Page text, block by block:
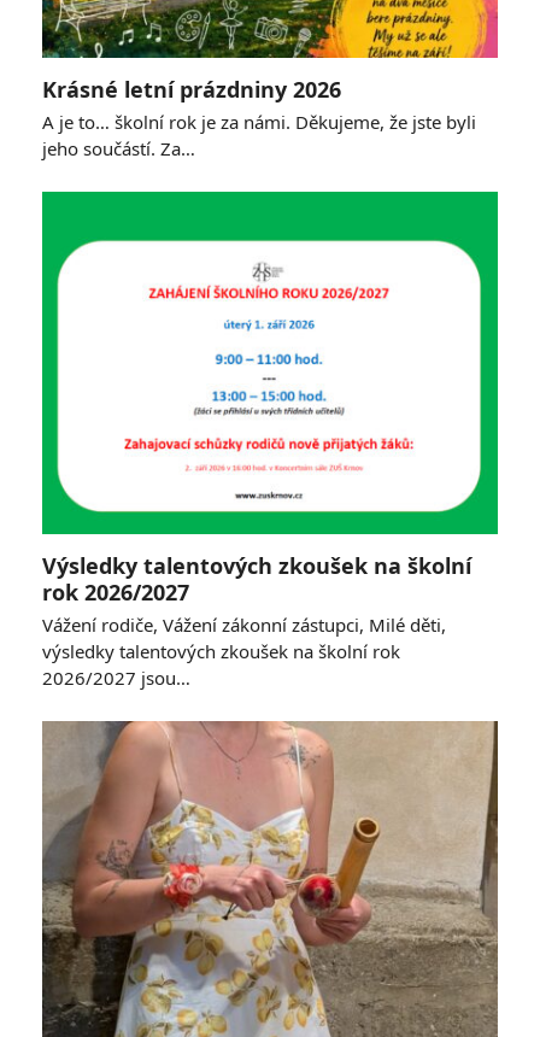
Krásné letní prázdniny 2026
A je to… školní rok je za námi. Děkujeme, že jste byli
jeho součástí. Za…
Výsledky talentových zkoušek na školní
rok 2026/2027
Vážení rodiče, Vážení zákonní zástupci, Milé děti,
výsledky talentových zkoušek na školní rok
2026/2027 jsou…